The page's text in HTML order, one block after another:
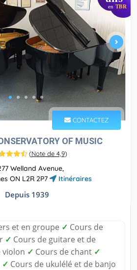
en TBR
CONTACTEZ
OF MUSIC
(Note de 4,9)
Welland Avenue,
ON L2R 2P7
Itinéraires
Depuis 1939
et en groupe ✓ Cours de
✓ Cours de guitare et de
violon ✓ Cours de chant ✓
✓ Cours de ukulélé et de banjo